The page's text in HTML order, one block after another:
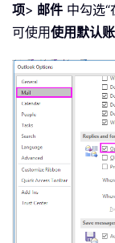
项> 邮件 中勾选
可使用使用默认